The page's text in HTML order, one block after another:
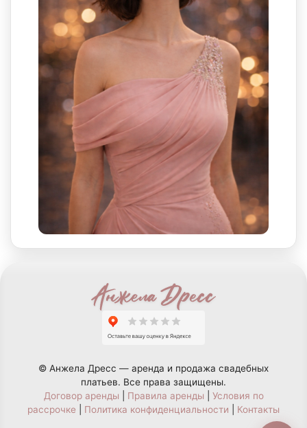
© Анжела Дресс — аренда и продажа свадебных
платьев. Все права защищены.
Договор аренды
Правила аренды
Условия по
рассрочке
Политика конфиденциальности Контакты